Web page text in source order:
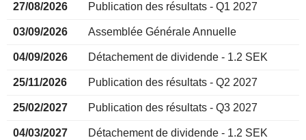
27/08/2026 Publication des résultats - Q1 2027
03/09/2026 Assemblée Générale Annuelle
04/09/2026 Détachement de dividende - 1.2 SEK
25/11/2026 Publication des résultats - Q2 2027
25/02/2027 Publication des résultats - Q3 2027
04/03/2027 Détachement de dividende - 1.2 SEK